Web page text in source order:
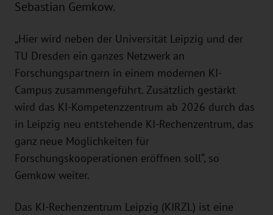
Sebastian Gemkow.
„Hier wird neben der Universität Leipzig und der
TU Dresden ein ganzes Netzwerk an
Forschungspartnern in einem modernen KI-
Campus zusammengeführt. Zusätzlich gestärkt
wird das KI-Kompetenzzentrum ab 2026 durch das
in Leipzig neu entstehende KI-Rechenzentrum, das
ganz neue Möglichkeiten für
Forschungskooperationen eröffnen soll“, so
Gemkow weiter.
Das KI-Rechenzentrum Leipzig (KIRZL) ist eine